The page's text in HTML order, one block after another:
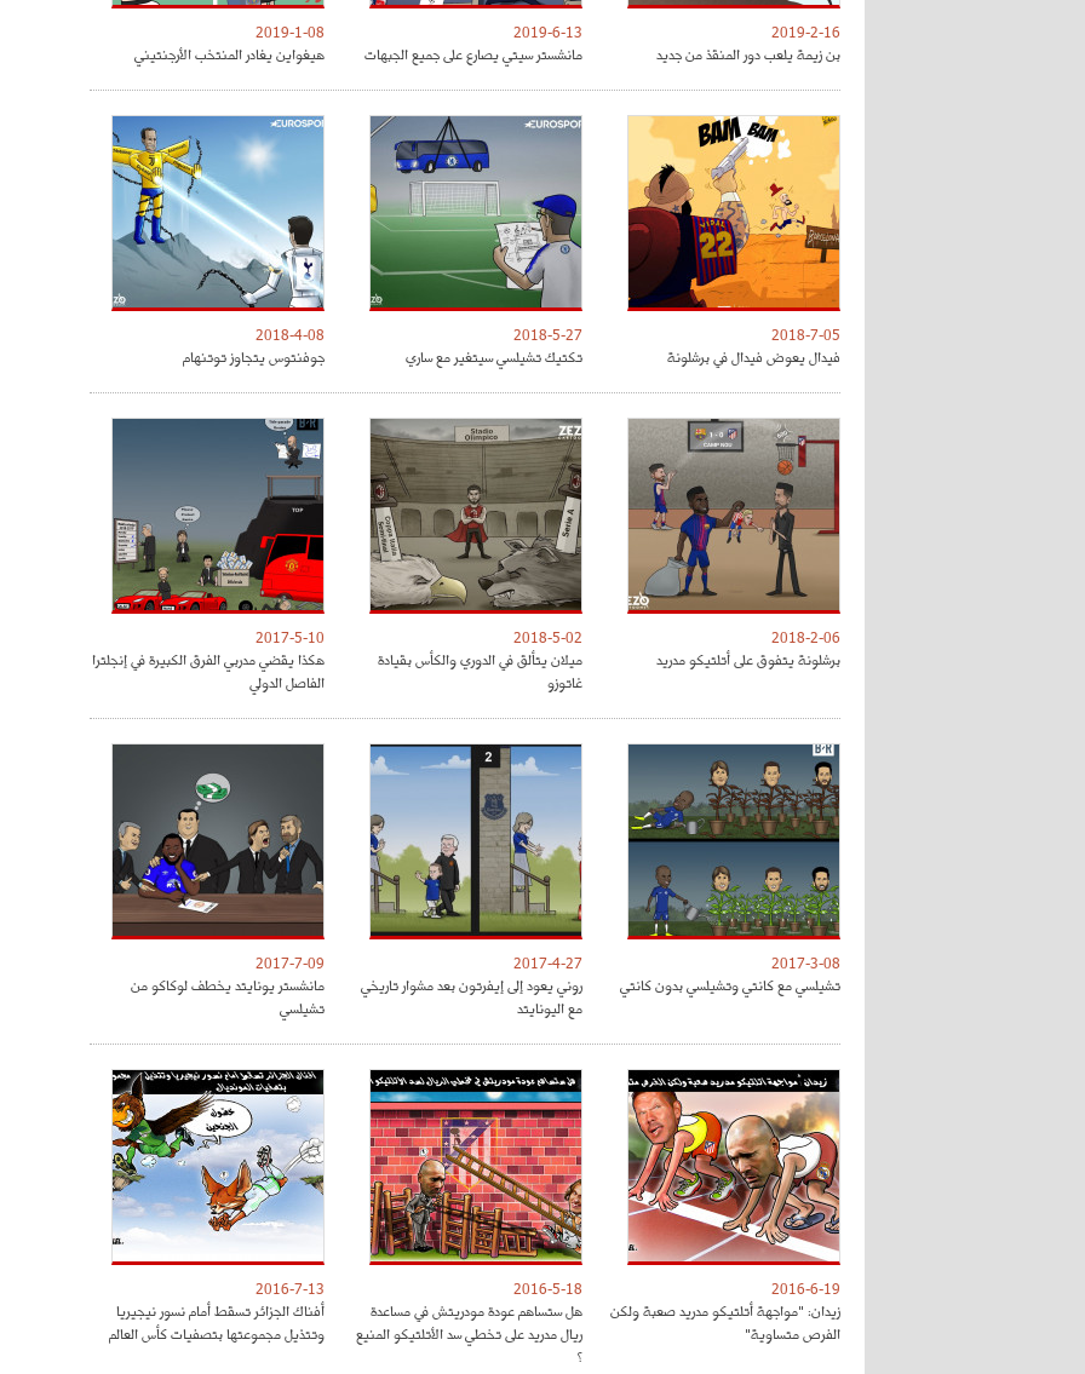
2019-2-16
بن زيمة يلعب دور المنقذ من جديد
2019-6-13
مانشستر سيتي يصارع على جميع الجبهات
2019-1-08
هيغواين يغادر المنتخب الأرجنتيني
2018-7-05
فيدال يعوض فيدال في برشلونة
2018-5-27
تكتيك تشيلسي سيتغير مع ساري
2018-4-08
جوفنتوس يتجاوز توتنهام
2018-2-06
برشلونة يتفوق على أتلتيكو مدريد
2018-5-02
ميلان يتألق في الدوري والكأس بقيادة
غاتوزو
2017-5-10
هكذا يقضي مدربي الفرق الكبيرة في إنجلترا
الفاصل الدولي
2017-3-08
تشيلسي مع كانتي وتشيلسي بدون كانتي
2017-4-27
روني يعود إلى إيفرتون بعد مشوار تاريخي
مع اليونايتد
2017-7-09
مانشستر يونايتد يخطف لوكاكو من
تشيلسي
2016-6-19
زيدان: "مواجهة أتلتيكو مدريد صعبة ولكن
الفرص متساوية"
2016-5-18
هل ستساهم عودة مودريتش في مساعدة
ريال مدريد على تخطي سد الأتلتيكو المنيع
؟
2016-7-13
أفناك الجزائر تسقط أمام نسور نيجيريا
وتتذيل مجموعتها بتصفيات كأس العالم